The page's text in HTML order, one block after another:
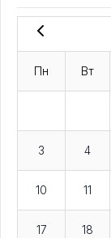
Пн Вт
3 4
10 11
17 18